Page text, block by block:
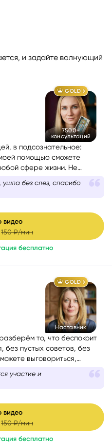
и задайте волнующий
GOLD
7500+
консультаций
в подсознательное:
помощью сможете
сфере жизни. Не
со мной вы найдёте
без слез, спасибо
видео
150 ₽/мин
бесплатно
GOLD
Наставник
то, что беспокоит
без пустых советов, без
выговориться,
двигаться дальше. Если вам
вы просто запутались — я
провести вас сквозь
чтобы вы снова
спокойствие и любовь к
участие и
видео
150 ₽/мин
бесплатно